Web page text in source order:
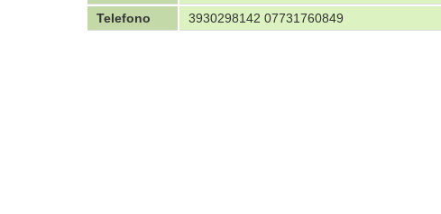
Telefono
3930298142 07731760849